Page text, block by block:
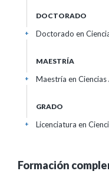
DOCTORADO
Doctorado en
+
MAESTRÍA
Maestría en
+
GRADO
Licenciatura en
+
Formación